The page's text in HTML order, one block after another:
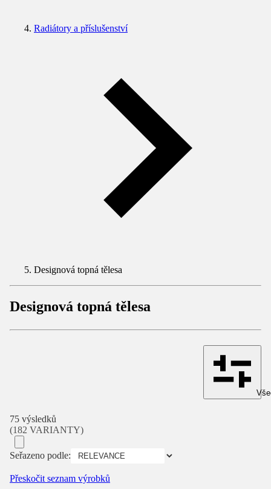
Radiátory a příslušenství
Designová topná tělesa
Designová topná tělesa
75 výsledků
(182 VARIANTY)
Seřazeno podle:
Přeskočit seznam výrobků